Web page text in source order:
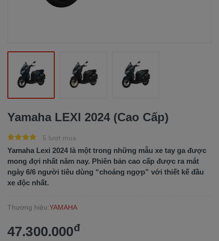
Yamaha LEXI 2024 (Cao Cấp)
5 lượt mua
Yamaha Lexi 2024 là một trong những mẫu xe tay ga được
mong đợi nhất năm nay. Phiên bản cao cấp được ra mắt
ngày 6/6 người tiêu dùng “choáng ngợp” với thiết kế đầu
xe độc nhất.
Thương hiệu:YAMAHA
47.300.000đ